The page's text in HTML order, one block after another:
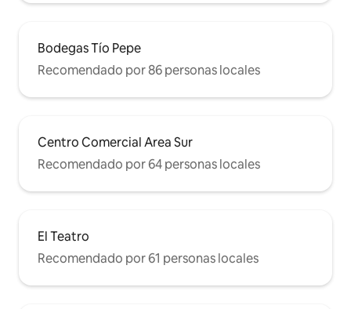
Bodegas Tío Pepe
Recomendado por 86 personas locales
Centro Comercial Area Sur
Recomendado por 64 personas locales
El Teatro
Recomendado por 61 personas locales